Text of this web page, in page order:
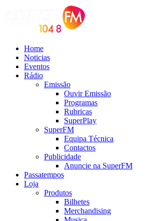
Home
Noticias
Eventos
Rádio
Emissão
Ouvir Emissão
Programas
Rubricas
SuperPlay
SuperFM
Equipa Técnica
Contactos
Publicidade
Anuncie na SuperFM
Passatempos
Loja
Produtos
Bilhetes
Merchandising